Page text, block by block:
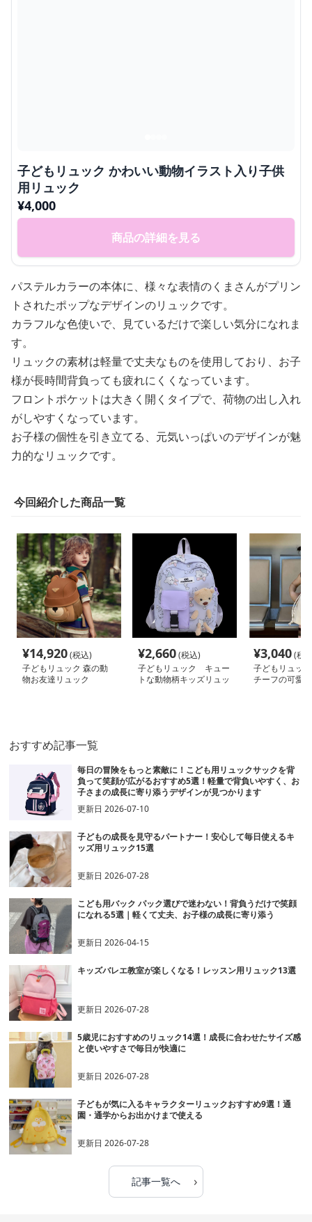
子どもリュック かわいい動物イラスト入り子供
用リュック
¥4,000
商品の詳細を見る
パステルカラーの本体に、様々な表情のくまさんがプリン
トされたポップなデザインのリュックです。
カラフルな色使いで、見ているだけで楽しい気分になれま
す。
リュックの素材は軽量で丈夫なものを使用しており、お子
様が長時間背負っても疲れにくくなっています。
フロントポケットは大きく開くタイプで、荷物の出し入れ
がしやすくなっています。
お子様の個性を引き立てる、元気いっぱいのデザインが魅
力的なリュックです。
今回紹介した商品一覧
¥14,920(税込)
子どもリュック 森の動
物お友達リュック
¥2,660(税込)
子どもリュック キュー
トな動物柄キッズリュッ
¥3,040(税
子どもリュッ
チーフの可愛
おすすめ記事一覧
毎日の冒険をもっと素敵に！こども用リュックサックを背
負って笑顔が広がるおすすめ5選！軽量で背負いやすく、お
子さまの成長に寄り添うデザインが見つかります
更新日2026-07-10
子どもの成長を見守るパートナー！安心して毎日使えるキ
ッズ用リュック15選
更新日2026-07-28
こども用バック パック選びで迷わない！背負うだけで笑顔
になれる5選｜軽くて丈夫、お子様の成長に寄り添う
更新日2026-04-15
キッズバレエ教室が楽しくなる！レッスン用リュック13選
更新日2026-07-28
5歳児におすすめのリュック14選！成長に合わせたサイズ感
と使いやすさで毎日が快適に
更新日2026-07-28
子どもが気に入るキャラクターリュックおすすめ9選！通
園・通学からお出かけまで使える
更新日2026-07-28
記事一覧へ ›